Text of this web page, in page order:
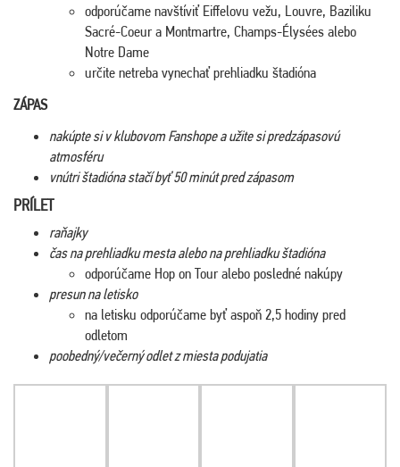
odporúčame navštíviť Eiffelovu vežu, Louvre, Baziliku
Sacré-Coeur a Montmartre, Champs-Élysées alebo
Notre Dame
určite netreba vynechať prehliadku štadióna
ZÁPAS
nakúpte si v klubovom Fanshope a užite si predzápasovú
atmosféru
vnútri štadióna stačí byť 50 minút pred zápasom
PRÍLET
raňajky
čas na prehliadku mesta alebo na prehliadku štadióna
odporúčame Hop on Tour alebo posledné nakúpy
presun na letisko
na letisku odporúčame byť aspoň 2,5 hodiny pred
odletom
poobedný/večerný odlet z miesta podujatia